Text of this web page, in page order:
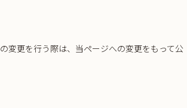
変更を行う際は、当ページへの変更をもって公